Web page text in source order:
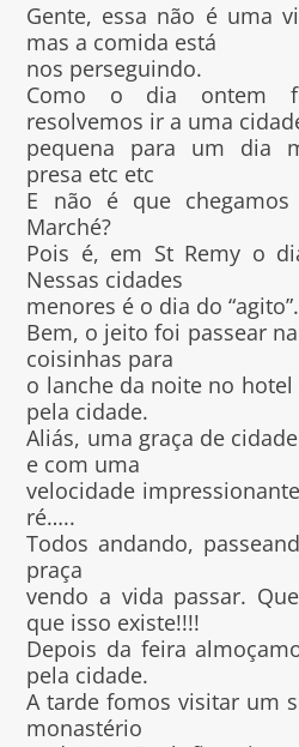
Gente, essa não é uma
mas a comida está
nos perseguindo.
Como o dia ontem
resolvemos ir a uma
pequena para um dia
presa etc etc
E não é que
Marché?
Pois é, em St Remy o
Nessas cidades
menores é o dia do “agito”.
Bem, o jeito foi passear
coisinhas para
o lanche da noite no
pela cidade.
Aliás, uma graça de
e com uma
velocidade
ré…..
Todos andando,
praça
vendo a vida passar.
que isso existe!!!!
Depois da feira
pela cidade.
A tarde fomos visitar um
monastério